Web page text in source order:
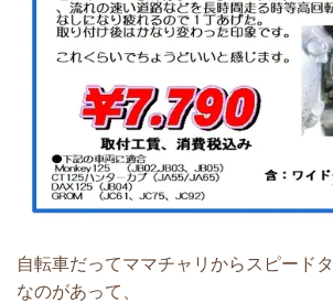
自転車だってママチャリからスピード
なのがあって、